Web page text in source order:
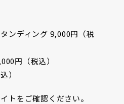
ンディング 9,000円（税
円（税込）
）
トをご確認ください。